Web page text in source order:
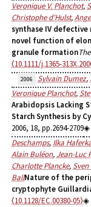
Veronique V. Planchot,
Christophe d'Hulst,
synthase IV
novel function of
granule formation
⟨10.1111/j.1365-
2006
Sylvain Dumez,
Veronique Planchot,
Arabidopsis Lacking
Starch Synthesis by
2006, 18, pp.2694-2709
Deschamps, Ilka
Alain Buléon, Jean-Luc
Charlotte Plancke,
BallNature of the
cryptophyte
⟨10.1128/EC.00380-05⟩